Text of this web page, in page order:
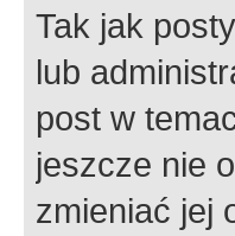
Tak jak
lub
post w
jeszcze nie
zmieniać jej